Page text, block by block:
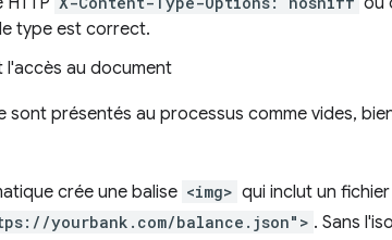
type est correct.
l'accès au document
présentés au processus comme vides,
crée une balise <img> qui inclut un
yourbank.com/balance.json"> . Sans